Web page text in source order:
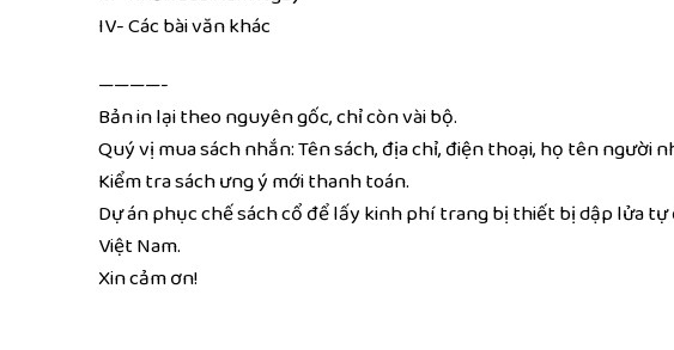
IV- Các bài văn khác
————-
Bản in lại theo nguyên gốc, chỉ còn vài bộ.
Quý vị mua sách nhắn: Tên sách, địa chỉ, điện thoại, họ tên người
Kiểm tra sách ưng ý mới thanh toán.
Dự án phục chế sách cổ để lấy kinh phí trang bị thiết bị dập lửa
Việt Nam.
Xin cảm ơn!